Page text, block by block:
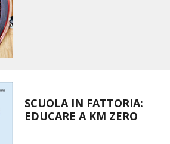
CON LA NATURA
LA FIERA
SCUOLA IN FATTORIA:
EDUCARE A KM ZERO